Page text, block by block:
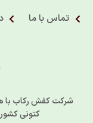
تماس با ما
شرکت کفش رکاب با
کتونی